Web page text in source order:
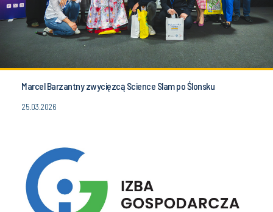
Marcel Barzantny zwycięzcą Science Slam po Ślonsku
25.03.2026